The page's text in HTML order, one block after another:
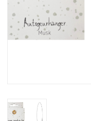
Hebbedingen
Thee, Koffie & wat Lekkers
Brievenbus Kadootjes